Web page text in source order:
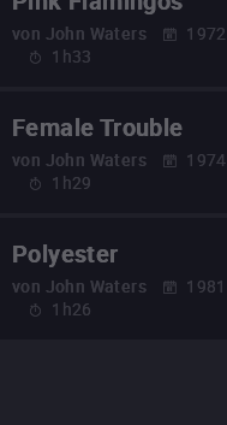
von John Waters 1972
1h33
Female Trouble
von John Waters 1974
1h29
Polyester
von John Waters 1981
1h26